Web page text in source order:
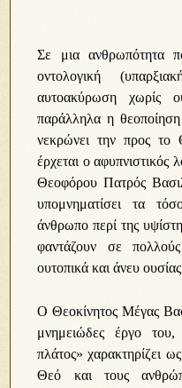
Σε μια ανθρωπότητα
οντολογική
αυτοακύρωση χωρίς
παράλληλα η
νεκρώνει την προς
έρχεται ο
Θεοφόρου Πατρός
υπομνηματίσει τα
άνθρωπο περί της
φαντάζουν σε
ουτοπικά και άνευ
Ο Θεοκίνητος Μέγας
μνημειώδες έργο
πλάτος» χαρακτηρίζει
Θεό και τους